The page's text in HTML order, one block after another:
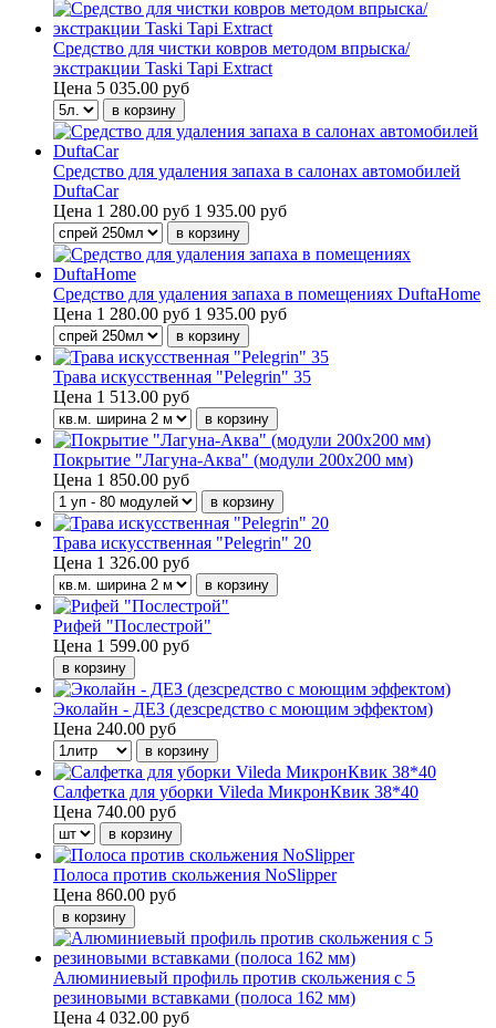
Средство для чистки ковров методом впрыска/
экстракции Taski Tapi Extract
Цена 5 035.00 руб
Средство для удаления запаха в салонах автомобилей
DuftaCar
Цена 1 280.00 руб 1 935.00 руб
Средство для удаления запаха в помещениях DuftaHome
Цена 1 280.00 руб 1 935.00 руб
Трава искусственная "Pelegrin" 35
Цена 1 513.00 руб
Покрытие "Лагуна-Аква" (модули 200х200 мм)
Цена 1 850.00 руб
Трава искусственная "Pelegrin" 20
Цена 1 326.00 руб
Рифей "Послестрой"
Цена 1 599.00 руб
Эколайн - ДЕЗ (дезсредство с моющим эффектом)
Цена 240.00 руб
Салфетка для уборки Vileda МикронКвик 38*40
Цена 740.00 руб
Полоса против скольжения NoSlipper
Цена 860.00 руб
Алюминиевый профиль против скольжения с 5
резиновыми вставками (полоса 162 мм)
Цена 4 032.00 руб